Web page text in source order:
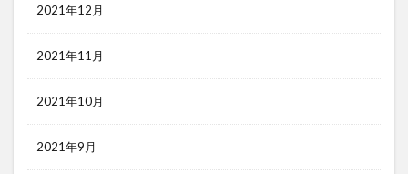
2021年12月
2021年11月
2021年10月
2021年9月